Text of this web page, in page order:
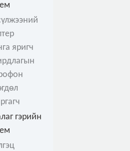
яригч
гэрийн